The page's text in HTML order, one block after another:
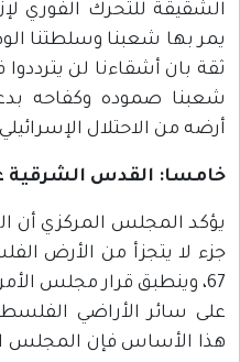
الشقيقة للتحرك الفوري
يمر بها شعبنا وسلطتنا
ثقة بان أشقاءنا لن
شعبنا صموده وكفاحه
أرضه من الاحتلال
خامسا: القدس الشرقية
يؤكد المجلس المركزي
جزء لا يتجزأ من الأرض
على سائر الأراضي
هذا الأساس فإن المجلس